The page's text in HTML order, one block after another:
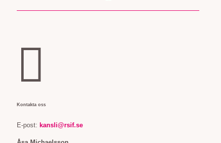

Kontakta oss
E-post: kansli@rsif.se